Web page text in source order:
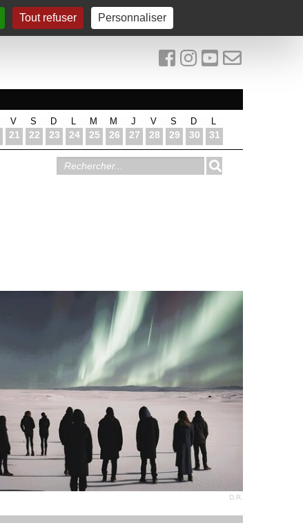
Tout refuser Personnaliser
V
21
S
22
D
23 24
M
25
M
26
J
27
V
28
S
29
D
30 31
D.R.